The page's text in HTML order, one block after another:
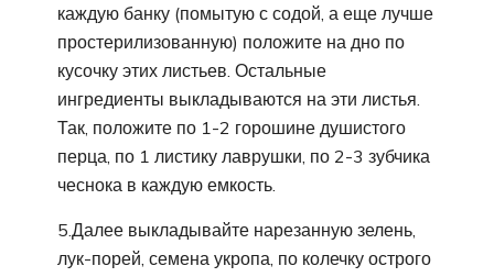
каждую банку (помытую с содой, а еще лучше
простерилизованную) положите на дно по
кусочку этих листьев. Остальные
ингредиенты выкладываются на эти листья.
Так, положите по 1-2 горошине душистого
перца, по 1 листику лаврушки, по 2-3 зубчика
чеснока в каждую емкость.
5.Далее выкладывайте нарезанную зелень,
лук-порей, семена укропа, по колечку острого